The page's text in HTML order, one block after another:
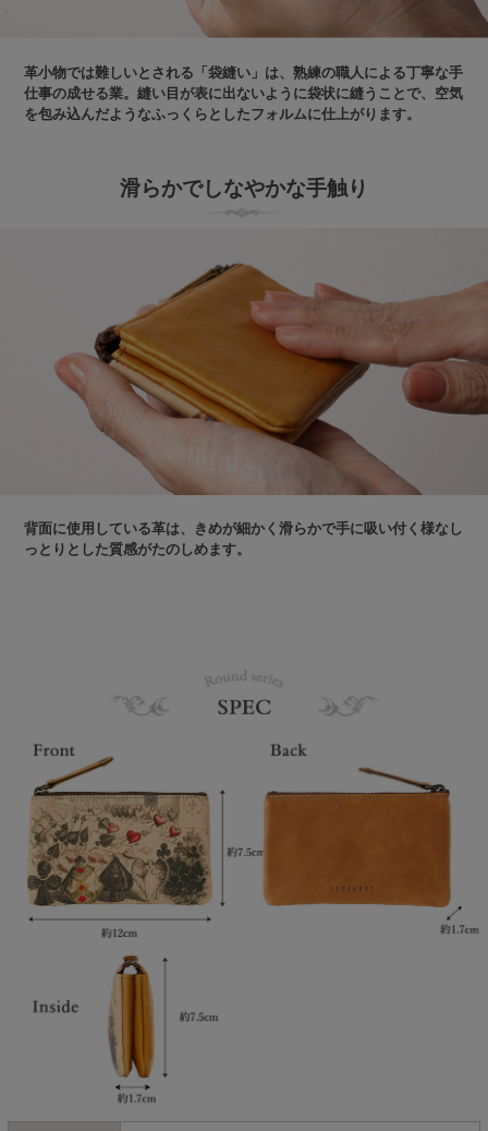
革小物では難しいとされる「袋縫い」は、熟練の職人による丁寧な手
仕事の成せる業。縫い目が表に出ないように袋状に縫うことで、空気
を包み込んだようなふっくらとしたフォルムに仕上がります。
滑らかでしなやかな手触り
背面に使用している革は、きめが細かく滑らかで手に吸い付く様なし
っとりとした質感がたのしめます。